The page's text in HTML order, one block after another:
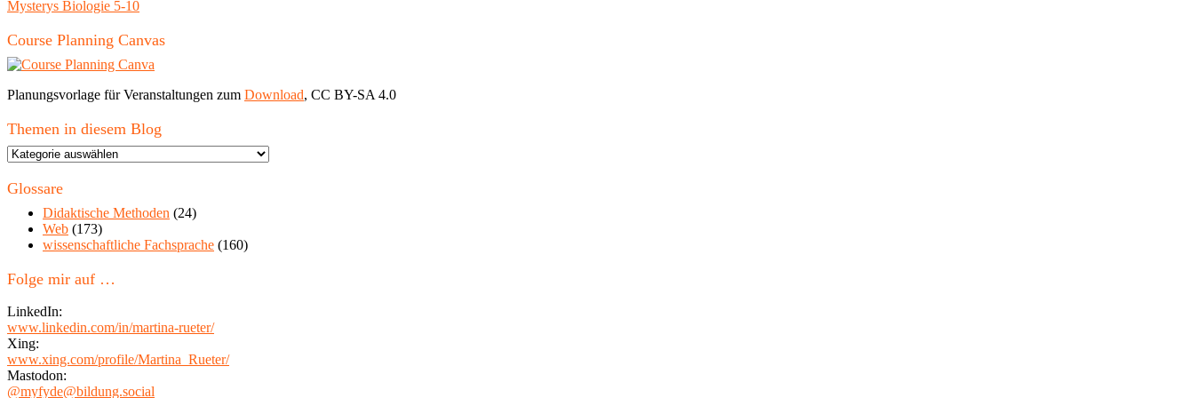
Mysterys Biologie 5-10
Course Planning Canvas
Planungsvorlage für Veranstaltungen zum Download, CC BY-SA 4.0
Themen in diesem Blog
Themen
diesem
Glossare
Didaktische Methoden (24)
Web (173)
wissenschaftliche Fachsprache (160)
Folge mir auf …
LinkedIn:
www.linkedin.com/in/martina-rueter/
Xing:
www.xing.com/profile/Martina_Rueter/
Mastodon:
@myfyde@bildung.social